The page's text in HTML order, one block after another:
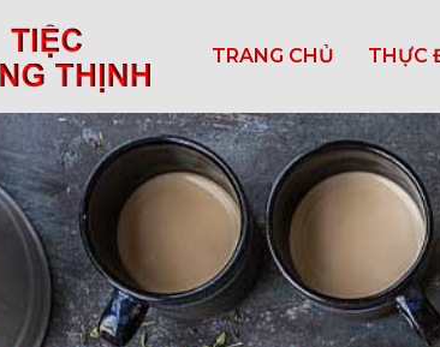
TRANG CHỦ THỰC